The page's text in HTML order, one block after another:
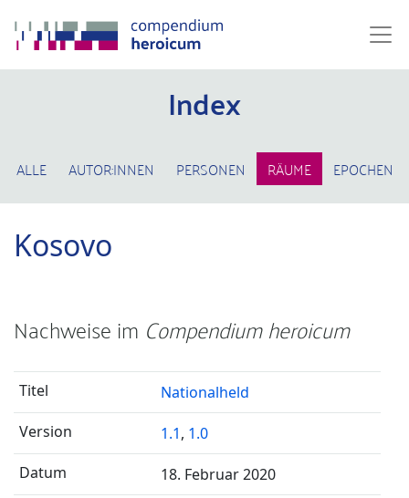
Index
ALLE AUTOR:INNEN PERSONEN RÄUME EPOCHEN
Kosovo
Nachweise im Compendium heroicum
Nationalheld
1.1, 1.0
18. Februar 2020